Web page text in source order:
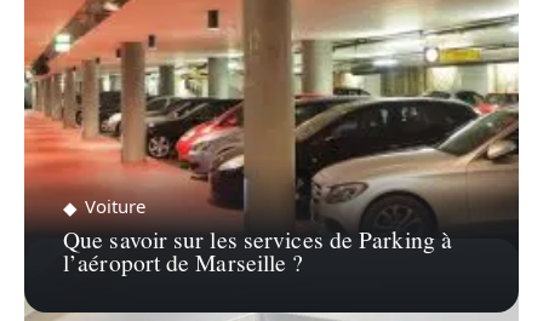
Voiture
Que savoir sur les services de Parking à
l’aéroport de Marseille ?